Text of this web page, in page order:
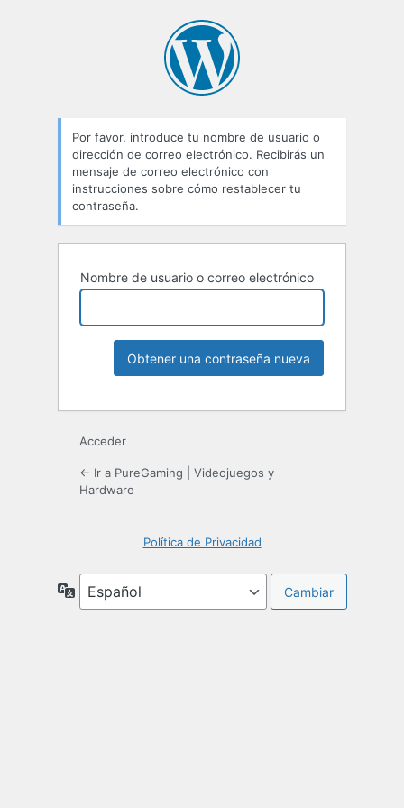
Por favor, introduce tu nombre de usuario o
dirección de correo electrónico. Recibirás un
mensaje de correo electrónico con
instrucciones sobre cómo restablecer tu
contraseña.
Nombre de usuario o correo electrónico
Acceder
← Ir a PureGaming | Videojuegos y
Hardware
Política de Privacidad
Idioma